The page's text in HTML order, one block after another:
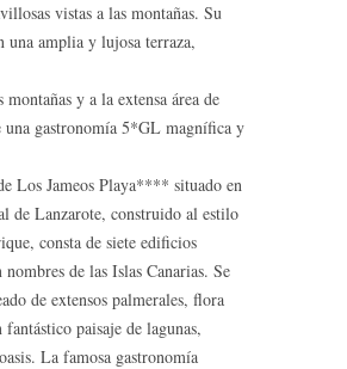
vistas a las montañas. Su
una amplia y lujosa terraza,
montañas y a la extensa área de
una gastronomía 5*GL magnífica y
Los Jameos Playa**** situado en
de Lanzarote, construido al estilo
consta de siete edificios
nombres de las Islas Canarias. Se
de extensos palmerales, flora
paisaje de lagunas,
La famosa gastronomía